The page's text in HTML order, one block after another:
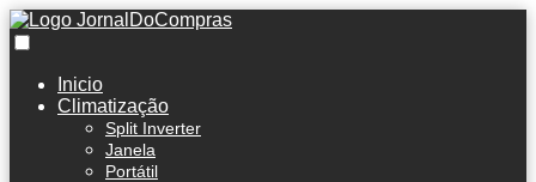
Inicio
Climatização
Split Inverter
Janela
Portátil